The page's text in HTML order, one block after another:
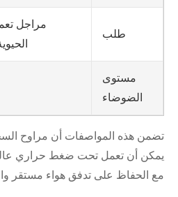
طلب
مراجل
مستوى
الضوضاء
تضمن هذه المواصفات أن مراوح
يمكن أن تعمل تحت ضغط حراري
مع الحفاظ على تدفق هواء مستقر